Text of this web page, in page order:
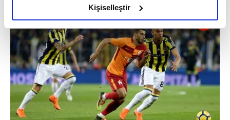
olduğunu ve sizlere en iyi içerikleri sunabilmek adına
elimizden gelen çabayı gösterdiğimizi ve bu noktada,
reklamların maliyetlerimizi karşılamak noktasında tek gelir
kalemimiz olduğunu sizlere hatırlatmak isteriz.
Her halükârda, kullanıcılar, bu çerezlere izin vermedikleri
takdirde, kullanıcılara hedefli reklamlar
gösterilmeyecektir."
Sizlere daha iyi bir hizmet sunabilmek için İnternet
Kişiselleştir